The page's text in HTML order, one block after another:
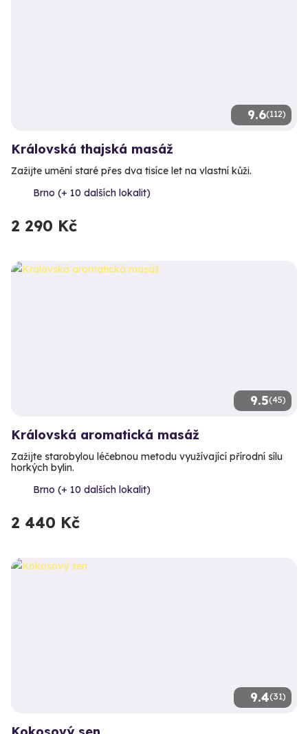
9.6(112)
Královská thajská masáž
Zažijte umění staré přes dva tisíce let na vlastní kůži.
Brno (+ 10 dalších lokalit)
2 290 Kč
9.5(45)
Královská aromatická masáž
Zažijte starobylou léčebnou metodu využívající přírodní sílu
horkých bylin.
Brno (+ 10 dalších lokalit)
2 440 Kč
9.4(31)